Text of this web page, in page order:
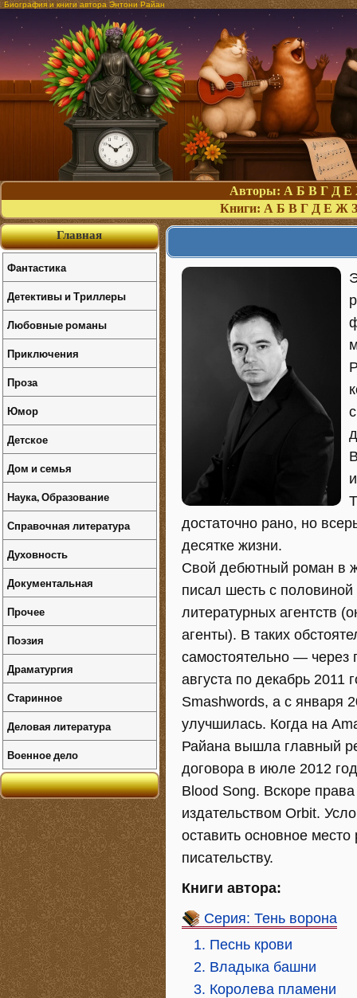
Биография и книги автора Энтони Райан
Авторы: А Б В Г Д Е
Книги: А Б В Г Д Е Ж З
достаточно рано, но
десятке жизни.
Свой дебютный роман в
писал шесть с
литературных агентств
агенты). В таких
самостоятельно —
августа по декабрь
Smashwords, а с января
улучшилась. Когда на
Райана вышла главный
договора в июле 2012
Blood Song. Вскоре
издательством Orbit.
оставить основное
писательству.
Книги автора:
Серия: Тень ворона
1. Песнь крови
2. Владыка башни
3. Королева пламени
Главная
Фантастика
Детективы и Триллеры
Любовные романы
Приключения
Проза
Юмор
Детское
Дом и семья
Наука, Образование
Справочная литература
Духовность
Документальная
Прочее
Поэзия
Драматургия
Старинное
Деловая литература
Военное дело